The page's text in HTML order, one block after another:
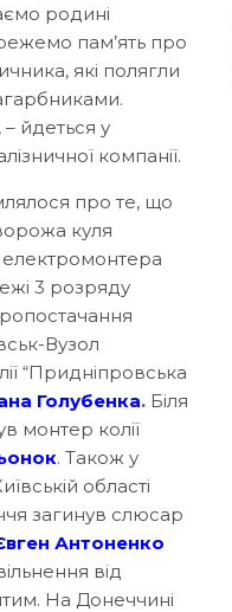
родині
пам’ять про
які полягли
йдеться у
компанії.
про те, що
куля
електромонтера
3 розряду
Вузол
“Придніпровська
Голубенка. Біля
монтер колії
. Також у
області
загинув слюсар
Антоненко
від
На Донеччині